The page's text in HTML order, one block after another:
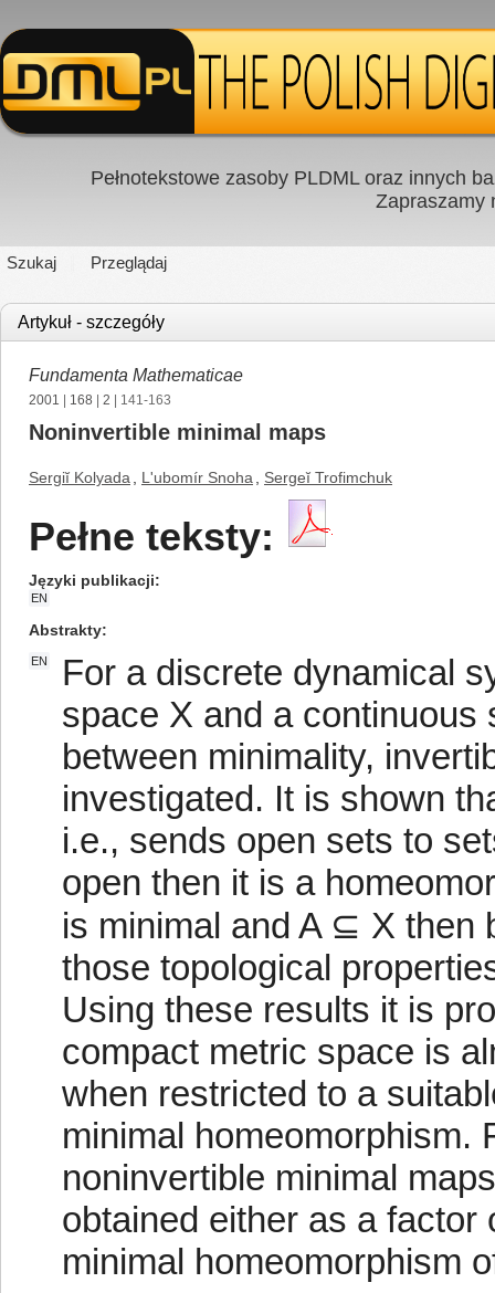
Pełnotekstowe zasoby PLDML oraz innych
Zapraszamy
Szukaj Przeglądaj
Artykuł - szczegóły
Fundamenta Mathematicae
2001 168 2 | 141-163
Noninvertible minimal maps
Sergiĭ Kolyada L'ubomír Snoha Sergeĭ Trofimchuk
Pełne teksty:
Języki publikacji
EN
Abstrakty
EN
For a discrete dynamical
space X and a continuous
between minimality,
investigated. It is shown
i.e., sends open sets to
open then it is a
is minimal and A ⊆ X then
those topological
Using these results it is
compact metric space is
when restricted to a
minimal homeomorphism.
noninvertible minimal
obtained either as a
minimal homeomorphism